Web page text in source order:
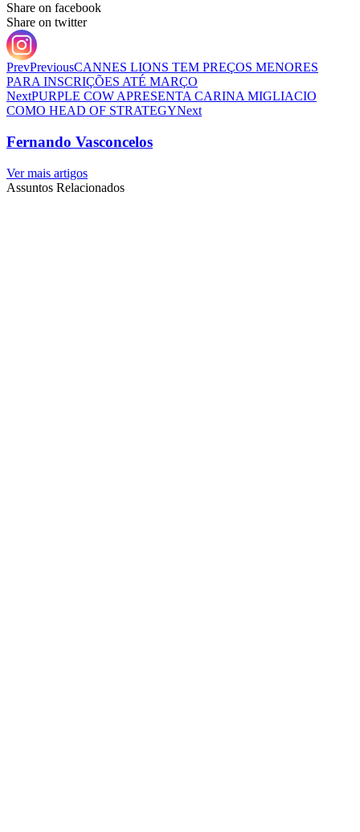
Share on facebook
Share on twitter
PrevPreviousCANNES LIONS TEM PREÇOS MENORES
PARA INSCRIÇÕES ATÉ MARÇO
NextPURPLE COW APRESENTA CARINA MIGLIACIO
COMO HEAD OF STRATEGYNext
Fernando Vasconcelos
Ver mais artigos
Assuntos Relacionados